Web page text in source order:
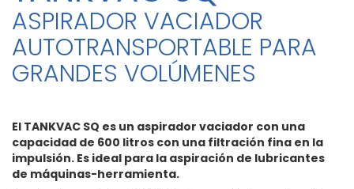
ASPIRADOR VACIADOR
AUTOTRANSPORTABLE PARA
GRANDES VOLÚMENES
El TANKVAC SQ es un aspirador vaciador con una
capacidad de 600 litros con una filtración fina en la
impulsión. Es ideal para la aspiración de lubricantes
de máquinas-herramienta.